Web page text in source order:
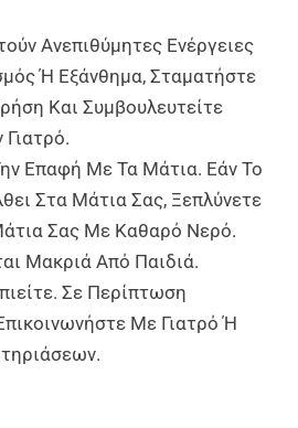
Ανεπιθύμητες Ενέργειες
Ή Εξάνθημα, Σταματήστε
Και Συμβουλευτείτε
Επαφή Με Τα Μάτια. Εάν Το
Στα Μάτια Σας, Ξεπλύνετε
Σας Με Καθαρό Νερό.
Μακριά Από Παιδιά.
Σε Περίπτωση
Με Γιατρό Ή